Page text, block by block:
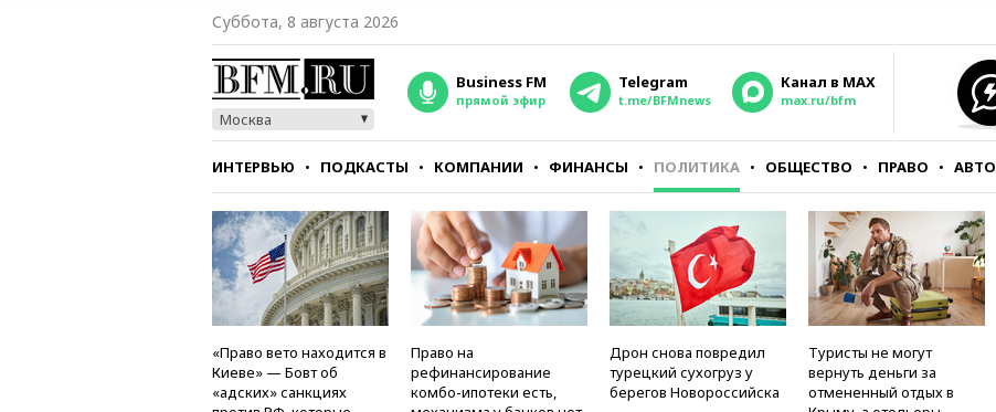
Суббота, 8 августа 2026
Москва
Business FM
прямой эфир
Telegram
t.me/BFMnews
Канал в MAX
max.ru/bfm
ИНТЕРВЬЮ ПОДКАСТЫ КОМПАНИИ ФИНАНСЫ ПОЛИТИКА ОБЩЕСТВО ПРАВО АВТО
СТИЛЬ ТЕСТЫ
«Право вето находится в
Киеве» — Бовт об
«адских» санкциях
Право на
рефинансирование
комбо-ипотеки есть,
Дрон снова повредил
турецкий сухогруз у
берегов Новороссийска
Туристы не могут
вернуть деньги за
отмененный отдых в